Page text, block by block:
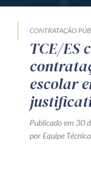
CONTRATAÇÃO
TCE/ES
escolar
Publicado em 30
por Equipe